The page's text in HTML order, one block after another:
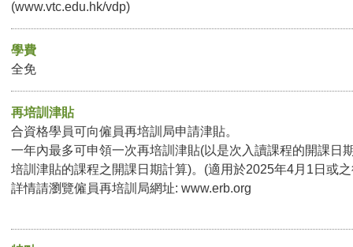
(www.vtc.edu.hk/vdp)
學費
全免
再培訓津貼
合資格學員可向僱員再培訓局申請津貼。
一年內最多可申領一次再培訓津貼(以是次入讀課程的開課日
培訓津貼的課程之開課日期計算)。(適用於2025年4月1日或
詳情請瀏覽僱員再培訓局網址: www.erb.org